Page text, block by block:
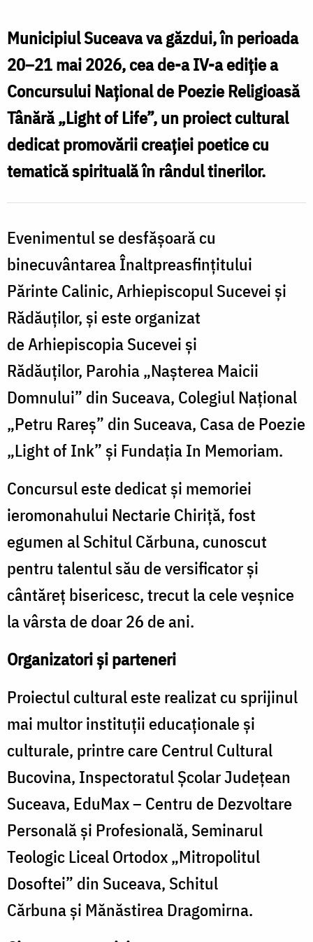
Municipiul Suceava va găzdui, în perioada
20–21 mai 2026, cea de-aIV-a ediție a
Concursului Național de Poezie Religioasă
Tânără „Light of Life”, un proiect cultural
dedicat promovării creației poetice cu
tematică spirituală în rândul tinerilor.
Evenimentul se desfășoară cu
binecuvântarea Înaltpreasfințitului
Părinte Calinic, Arhiepiscopul Sucevei și
Rădăuților, și este organizat
de Arhiepiscopia Sucevei și
Rădăuților, Parohia „Nașterea Maicii
Domnului” din Suceava, Colegiul Național
„Petru Rareș” din Suceava, Casa de Poezie
„Light of Ink” și Fundația In Memoriam.
Concursul este dedicat și memoriei
ieromonahului Nectarie Chiriță, fost
egumen al Schitul Cărbuna, cunoscut
pentru talentul său de versificator și
cântăreț bisericesc, trecut la cele veșnice
la vârsta de doar 26 de ani.
Organizatori și parteneri
Proiectul cultural este realizat cu sprijinul
mai multor instituții educaționale și
culturale, printre care Centrul Cultural
Bucovina, Inspectoratul Școlar Județean
Suceava, EduMax – Centru de Dezvoltare
Personală și Profesională, Seminarul
Teologic Liceal Ortodox „Mitropolitul
Dosoftei” din Suceava, Schitul
Cărbuna și Mănăstirea Dragomirna.